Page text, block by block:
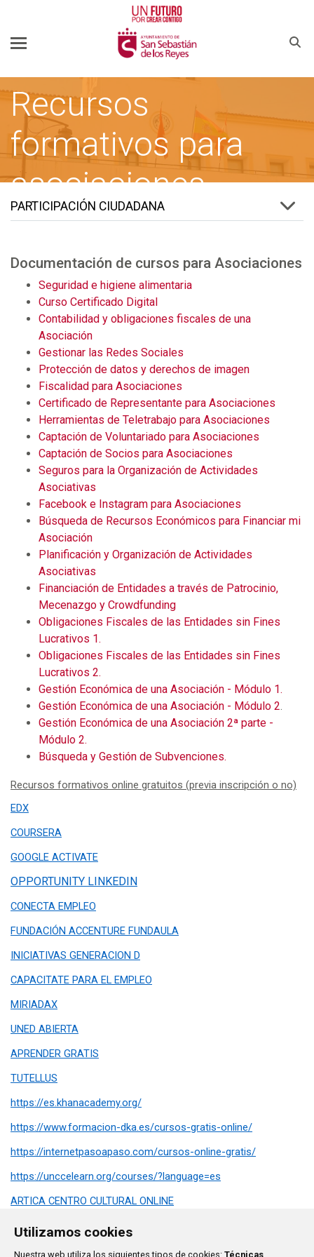
Utilizamos cookies
Nuestra web utiliza los siguientes tipos de cookies: Técnicas
Recursos
formativos para
asociaciones
PARTICIPACIÓN CIUDADANA
Documentación de cursos para Asociaciones
Seguridad e higiene alimentaria
Curso Certificado Digital
Contabilidad y obligaciones fiscales de una
Asociación
Gestionar las Redes Sociales
Protección de datos y derechos de imagen
Fiscalidad para Asociaciones
Certificado de Representante para Asociaciones
Herramientas de Teletrabajo para Asociaciones
Captación de Voluntariado para Asociaciones
Captación de Socios para Asociaciones
Seguros para la Organización de Actividades
Asociativas
Facebook e Instagram para Asociaciones
Búsqueda de Recursos Económicos para Financiar mi
Asociación
Planificación y Organización de Actividades
Asociativas
Financiación de Entidades a través de Patrocinio,
Mecenazgo y Crowdfunding
Obligaciones Fiscales de las Entidades sin Fines
Lucrativos 1.
Obligaciones Fiscales de las Entidades sin Fines
Lucrativos 2.
Gestión Económica de una Asociación - Módulo 1.
Gestión Económica de una Asociación - Módulo 2.
Gestión Económica de una Asociación 2ª parte -
Módulo 2.
Búsqueda y Gestión de Subvenciones.
Recursos formativos online gratuitos (previa inscripción o no)
EDX
COURSERA
GOOGLE ACTIVATE
OPPORTUNITY LINKEDIN
CONECTA EMPLEO
FUNDACIÓN ACCENTURE FUNDAULA
INICIATIVAS GENERACION D
CAPACITATE PARA EL EMPLEO
MIRIADAX
UNED ABIERTA
APRENDER GRATIS
TUTELLUS
https://es.khanacademy.org/
https://www.formacion-dka.es/cursos-gratis-online/
https://internetpasoapaso.com/cursos-online-gratis/
https://unccelearn.org/courses/?language=es
ARTICA CENTRO CULTURAL ONLINE